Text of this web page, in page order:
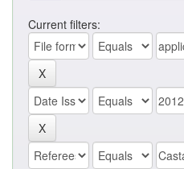
Current filters: